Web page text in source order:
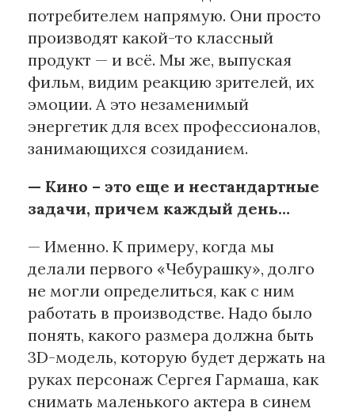
потребителем напрямую. Они просто
производят какой-то классный
продукт — и всё. Мы же, выпуская
фильм, видим реакцию зрителей, их
эмоции. А это незаменимый
энергетик для всех профессионалов,
занимающихся созиданием.
— Кино – это еще и нестандартные
задачи, причем каждый день…
— Именно. К примеру, когда мы
делали первого «Чебурашку», долго
не могли определиться, как с ним
работать в производстве. Надо было
понять, какого размера должна быть
3D-модель, которую будет держать на
руках персонаж Сергея Гармаша, как
снимать маленького актера в синем